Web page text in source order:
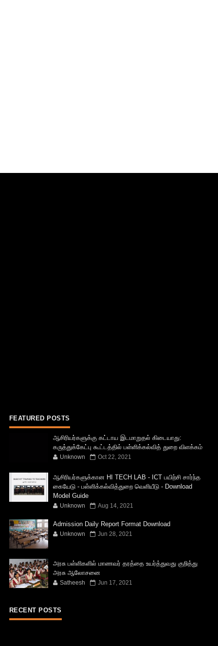
FEATURED POSTS
ஆசிரியர்களுக்கு கட்டாய இடமாறுதல் கிடையாது:
கருத்துக்கேட்பு கூட்டத்தில் பள்ளிக்கல்வித் துறை விளக்கம்
Unknown Oct 22, 2021
ஆசிரியர்களுக்கான HI TECH LAB - ICT பயிற்சி சார்ந்த
கையேடு - பள்ளிக்கல்வித்துறை வெளியீடு - Download
Model Guide
Unknown Aug 14, 2021
Admission Daily Report Format Download
Unknown Jun 28, 2021
அரசு பள்ளிகளில் மாணவர் தரத்தை உயர்த்துவது குறித்து
அரசு ஆலோசனை
Satheesh Jun 17, 2021
RECENT POSTS